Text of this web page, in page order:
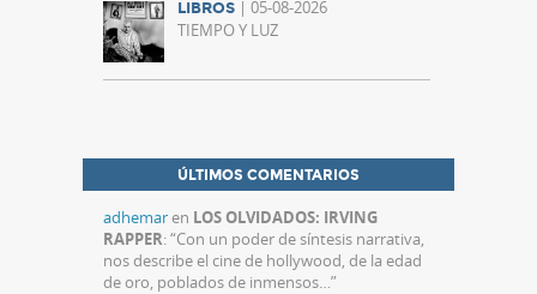
LIBROS | 05-08-2026
TIEMPO Y LUZ
ÚLTIMOS COMENTARIOS
adhemaren LOS OLVIDADOS: IRVING
RAPPER: “Con un poder de síntesis narrativa,
nos describe el cine de hollywood, de la edad
de oro, poblados de inmensos… ”